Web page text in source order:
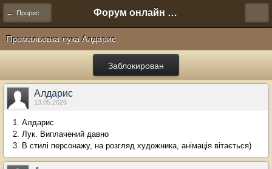
← Прорисовка артефактов Форум онлайн игры "Новая Эра" (Нюра Биз)
Промальовка лука Алдарис
Заблокирован
Алдарис
13.05.2026
1. Алдарис
2. Лук. Виплачений давно
3. В стилі персонажу, на розгляд художника, анімація вітається)